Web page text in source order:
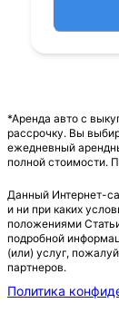
*Аренда авто с
рассрочку. Вы
ежедневный
полной стоимости.
Данный Интернет-
и ни при каких
положениями
подробной
(или) услуг,
партнеров.
Политика